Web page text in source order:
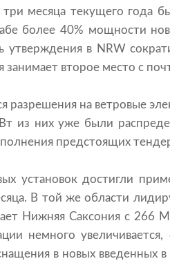
три месяца текущего года
более 40% мощности
в NRW
занимает второе место с
разрешения на ветровые
них уже были
предстоящих
установок достигли
В той же области
Нижняя Саксония с 266
немного
в новых введенных